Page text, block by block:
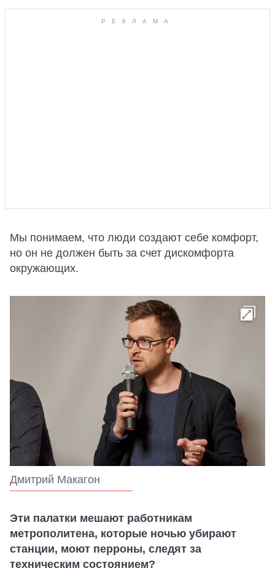
Мы понимаем, что люди создают себе комфорт,
но он не должен быть за счет дискомфорта
окружающих.
Дмитрий Макагон
Эти палатки мешают работникам
метрополитена, которые ночью убирают
станции, моют перроны, следят за
техническим состоянием?